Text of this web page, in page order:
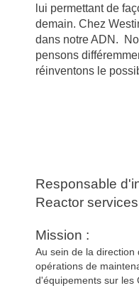
lui permettant de
demain. Chez
dans notre ADN.
pensons
réinventons le
Responsable
Reactor services
Mission :
Au sein de la
opérations de
d'équipements sur les